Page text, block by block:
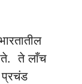
ते लाँच
प्रचंड